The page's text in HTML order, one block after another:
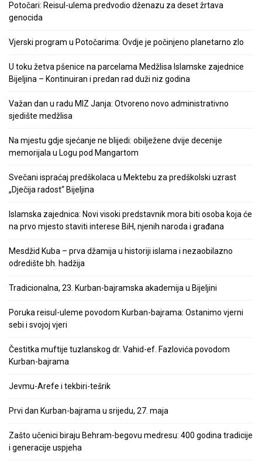
Potočari: Reisul-ulema predvodio dženazu za deset žrtava
genocida
Vjerski program u Potočarima: Ovdje je počinjeno planetarno zlo
U toku žetva pšenice na parcelama Medžlisa Islamske zajednice
Bijeljina – Kontinuiran i predan rad duži niz godina
Važan dan u radu MIZ Janja: Otvoreno novo administrativno
sjedište medžlisa
Na mjestu gdje sjećanje ne blijedi: obilježene dvije decenije
memorijala u Logu pod Mangartom
Svečani ispraćaj predškolaca u Mektebu za predškolski uzrast
„Dječija radost“ Bijeljina
Islamska zajednica: Novi visoki predstavnik mora biti osoba koja će
na prvo mjesto staviti interese BiH, njenih naroda i građana
Mesdžid Kuba – prva džamija u historiji islama i nezaobilazno
odredište bh. hadžija
Tradicionalna, 23. Kurban-bajramska akademija u Bijeljini
Poruka reisul-uleme povodom Kurban-bajrama: Ostanimo vjerni
sebi i svojoj vjeri
Čestitka muftije tuzlanskog dr. Vahid-ef. Fazlovića povodom
Kurban-bajrama
Jevmu-Arefe i tekbiri-tešrik
Prvi dan Kurban-bajrama u srijedu, 27. maja
Zašto učenici biraju Behram-begovu medresu: 400 godina tradicije
i generacije uspjeha